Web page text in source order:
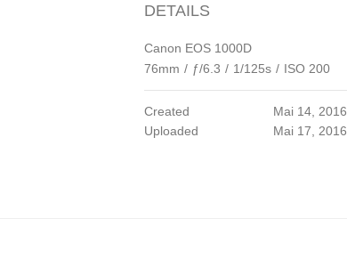
DETAILS
Canon EOS 1000D
76mm / ƒ/6.3 / 1/125s / ISO 200
Created
Mai 14, 2016
Uploaded
Mai 17, 2016